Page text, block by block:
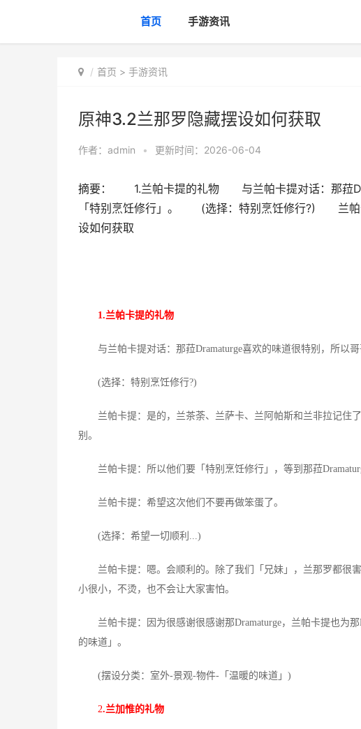
首页 手游资讯
首页 > 手游资讯
原神3.2兰那罗隐藏摆设如何获取
作者： admin • 更新时间：2026-06-04
摘要： 1.兰帕卡提的礼物 与兰帕卡提对话：那菈
「特别烹饪修行」。 (选择：特别烹饪修行?) 兰帕
设如何获取
1.兰帕卡提的礼物
与兰帕卡提对话：那菈Dramaturge喜欢的味道很特别，所以哥
(选择：特别烹饪修行?)
兰帕卡提：是的，兰茶荼、兰萨卡、兰阿帕斯和兰非拉记住
别。
兰帕卡提：所以他们要「特别烹饪修行」，等到那菈
兰帕卡提：希望这次他们不要再做笨蛋了。
(选择：希望一切顺利...)
兰帕卡提：嗯。会顺利的。除了我们「兄妹」，兰那罗都很
小很小，不烫，也不会让大家害怕。
兰帕卡提：因为很感谢很感谢那Dramaturge，兰帕卡提也为那
的味道」。
(摆设分类：室外-景观-物件-「温暖的味道」)
2.兰加惟的礼物